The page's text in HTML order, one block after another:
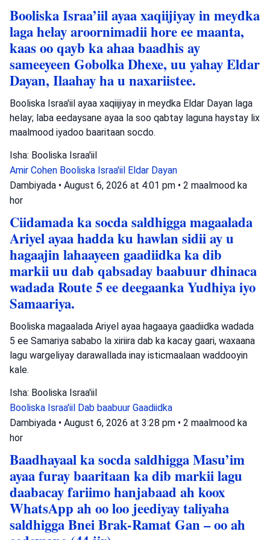
Booliska Israa’iil ayaa xaqiijiyay in meydka
laga helay aroornimadii hore ee maanta,
kaas oo qayb ka ahaa baadhis ay
sameeyeen Gobolka Dhexe, uu yahay Eldar
Dayan, Ilaahay ha u naxariistee.
Booliska Israa'iil ayaa xaqiijiyay in meydka Eldar Dayan laga
helay; laba eedaysane ayaa la soo qabtay laguna haystay lix
maalmood iyadoo baaritaan socdo.
Isha: Booliska Israa'iil
Amir Cohen Booliska Israa'iil Eldar Dayan
Dambiyada • August 6, 2026 at 4:01 pm • 2 maalmood ka
hor
Ciidamada ka socda saldhigga magaalada
Ariyel ayaa hadda ku hawlan sidii ay u
hagaajin lahaayeen gaadiidka ka dib
markii uu dab qabsaday baabuur dhinaca
wadada Route 5 ee deegaanka Yudhiya iyo
Samaariya.
Booliska magaalada Ariyel ayaa hagaaya gaadiidka wadada
5 ee Samariya sababo la xiriira dab ka kacay gaari, waxaana
lagu wargeliyay darawallada inay isticmaalaan waddooyin
kale.
Isha: Booliska Israa'iil
Booliska Israa'iil Dab baabuur Gaadiidka
Dambiyada • August 6, 2026 at 3:28 pm • 2 maalmood ka
hor
Baadhayaal ka socda saldhigga Masu’im
ayaa furay baaritaan ka dib markii lagu
daabacay fariimo hanjabaad ah koox
WhatsApp ah oo loo jeediyay taliyaha
saldhigga Bnei Brak-Ramat Gan – oo ah